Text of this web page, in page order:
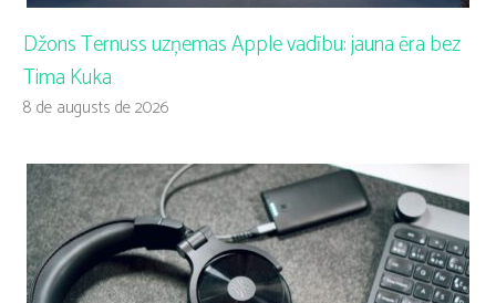
Džons Ternuss uzņemas Apple vadību: jauna ēra bez
Tima Kuka
8 de augusts de 2026